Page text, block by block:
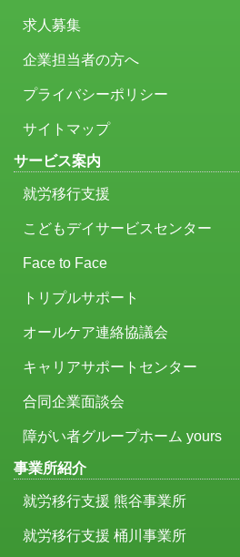
求人募集
企業担当者の方へ
プライバシーポリシー
サイトマップ
サービス案内
就労移行支援
こどもデイサービスセンター
Face to Face
トリプルサポート
オールケア連絡協議会
キャリアサポートセンター
合同企業面談会
障がい者グループホーム yours
事業所紹介
就労移行支援 熊谷事業所
就労移行支援 桶川事業所